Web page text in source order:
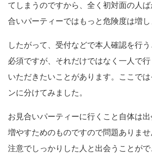
てしまうのですから、全く初対面の人
合いパーティーではもっと危険度は増し
したがって、受付などで本人確認を行
必須ですが、それだけではなく一人で
いただきたいことがあります。ここで
ンに分けてみました。
お見合いパーティーに行くこと自体は
増やすためのものですので問題ありま
注意でしっかりした人と出会うことがで